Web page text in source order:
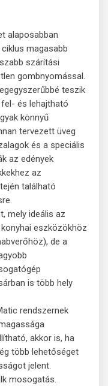
alaposabban
magasabb
szárítási
gombnyomással.
teszik
és lehajtható
könnyű
tervezett üveg
és a speciális
az edények
az
található
mely ideális az
eszközökhöz
de a
is több hely
rendszernek
akkor is, ha
több lehetőséget
jelent.
mosogatás.